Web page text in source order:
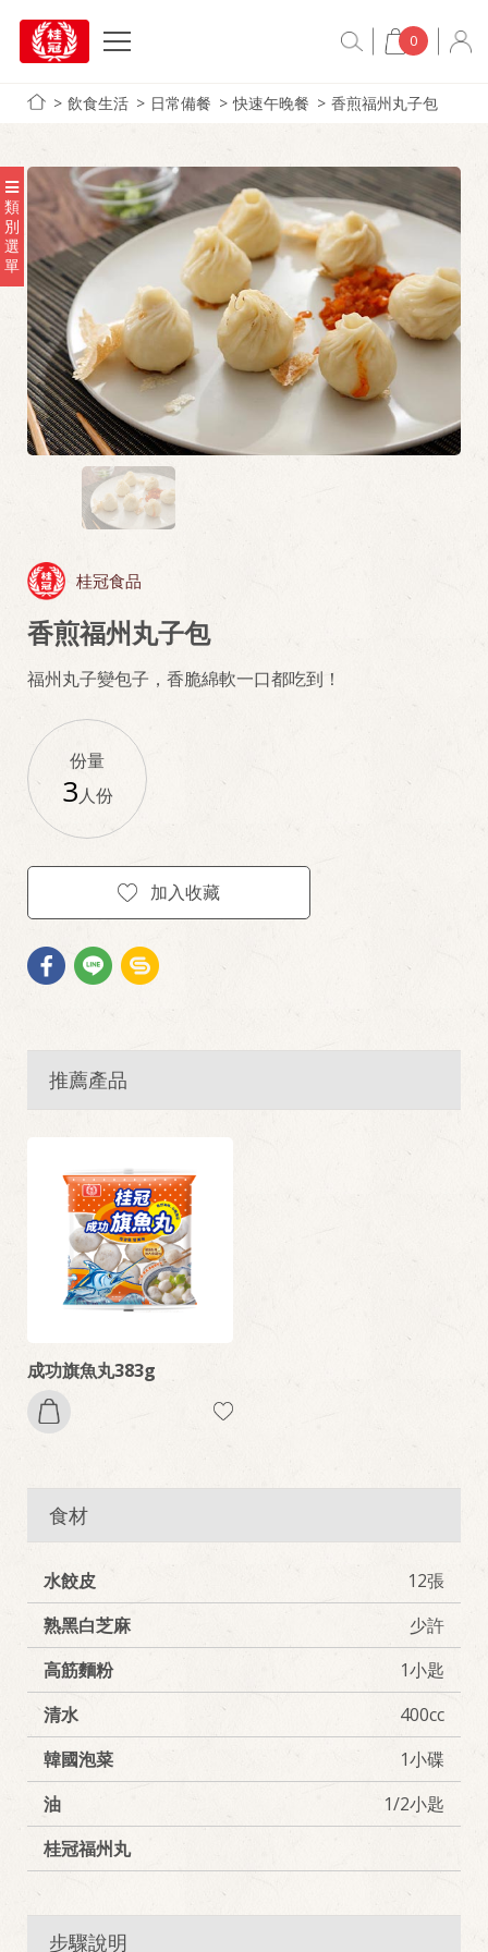
0
飲食生活 日常備餐 快速午晚餐 香煎福州丸子包
類
別
選
單
桂冠食品
香煎福州丸子包
福州丸子變包子，香脆綿軟一口都吃到！
份量
3人份
加入收藏
推薦產品
成功旗魚丸383g
食材
水餃皮
12張
熟黑白芝麻
少許
高筋麵粉
1小匙
清水
400cc
韓國泡菜
1小碟
油
1/2小匙
桂冠福州丸
步驟說明